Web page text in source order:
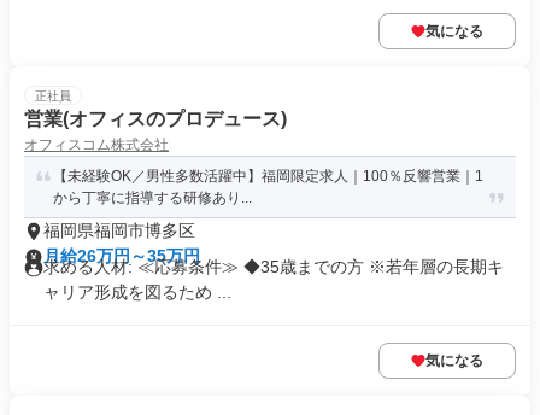
気になる
正社員
営業(オフィスのプロデュース)
オフィスコム株式会社
【未経験OK／男性多数活躍中】福岡限定求人｜100％反響営業｜1
から丁寧に指導する研修あり...
福岡県福岡市博多区
月給26万円～35万円
求める人材: ≪応募条件≫ ◆35歳までの方 ※若年層の長期キ
ャリア形成を図るため ...
気になる